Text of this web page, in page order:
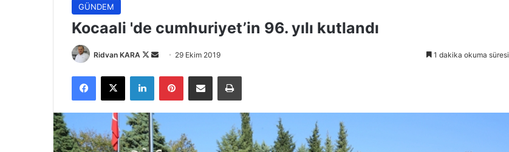
GÜNDEM
Kocaali 'de cumhuriyet’in 96. yılı kutlandı
Ridvan KARA
Follow
Bir
posta
göndermek
29 Ekim 2019 1 dakika okuma süresi
Facebook
X LinkedInPinterestE-Posta ile paylaş Yazdır